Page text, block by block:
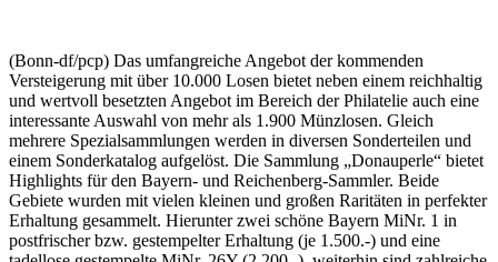
(Bonn-df/pcp) Das umfangreiche Angebot der kommenden
Versteigerung mit über 10.000 Losen bietet neben einem reichhaltig
und wertvoll besetzten Angebot im Bereich der Philatelie auch eine
interessante Auswahl von mehr als 1.900 Münzlosen. Gleich
mehrere Spezialsammlungen werden in diversen Sonderteilen und
einem Sonderkatalog aufgelöst. Die Sammlung „Donauperle“ bietet
Highlights für den Bayern- und Reichenberg-Sammler. Beide
Gebiete wurden mit vielen kleinen und großen Raritäten in perfekter
Erhaltung gesammelt. Hierunter zwei schöne Bayern MiNr. 1 in
postfrischer bzw. gestempelter Erhaltung (je 1.500.-) und eine